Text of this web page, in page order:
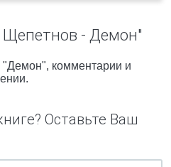
- Демон"
"Демон", комментарии и
Оставьте Ваш